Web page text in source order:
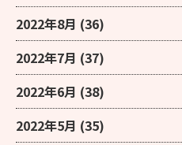
2022年8月 (36)
2022年7月 (37)
2022年6月 (38)
2022年5月 (35)